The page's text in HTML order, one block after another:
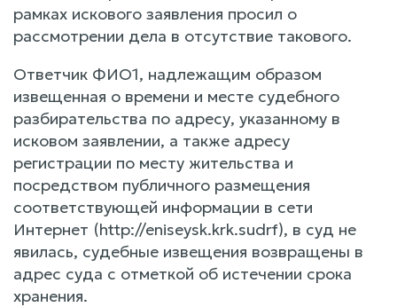
рамках искового заявления просил о
рассмотрении дела в отсутствие такового.
Ответчик ФИО1, надлежащим образом
извещенная о времени и месте судебного
разбирательства по адресу, указанному в
исковом заявлении, а также адресу
регистрации по месту жительства и
посредством публичного размещения
соответствующей информации в сети
Интернет (http://eniseysk.krk.sudrf), в суд не
явилась, судебные извещения возвращены в
адрес суда с отметкой об истечении срока
хранения.